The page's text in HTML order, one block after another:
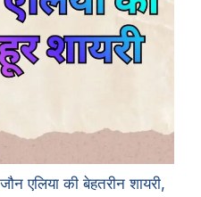
एलिया की बेहतरीन शायरी,